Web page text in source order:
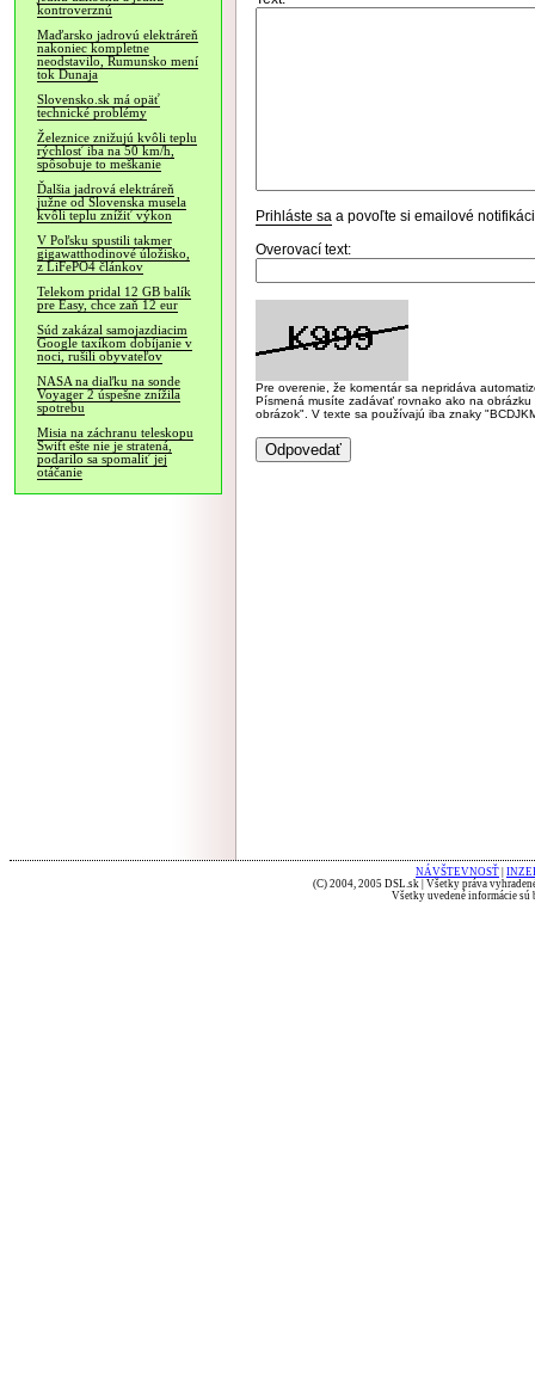
kontroverznú
Maďarsko jadrovú elektráreň
nakoniec kompletne
neodstavilo, Rumunsko mení
tok Dunaja
Slovensko.sk má opäť
technické problémy
Železnice znižujú kvôli teplu
rýchlosť iba na 50 km/h,
spôsobuje to meškanie
Ďalšia jadrová elektráreň
južne od Slovenska musela
kvôli teplu znížiť výkon
V Poľsku spustili takmer
gigawatthodinové úložisko,
z LiFePO4 článkov
Telekom pridal 12 GB balík
pre Easy, chce zaň 12 eur
Súd zakázal samojazdiacim
Google taxíkom dobíjanie v
noci, rušili obyvateľov
NASA na diaľku na sonde
Voyager 2 úspešne znížila
spotrebu
Misia na záchranu teleskopu
Swift ešte nie je stratená,
podarilo sa spomaliť jej
otáčanie
Prihláste sa a povoľte si emailové
Overovací text:
Pre overenie, že komentár sa nepridáva
Písmená musíte zadávať rovnako ako na
obrázok". V texte sa používajú iba znaky
NÁVŠTEVNOSŤ
(C) 2004, 2005 DSL.sk | Všetky práva
Všetky uvedené informácie sú